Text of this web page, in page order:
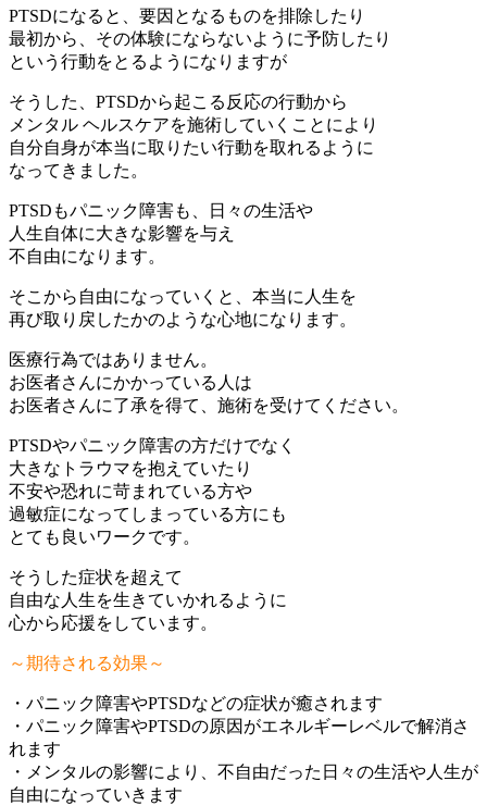
PTSDになると、要因となるものを排除したり
最初から、その体験にならないように予防したり
という行動をとるようになりますが
そうした、PTSDから起こる反応の行動から
メンタル ヘルスケアを施術していくことにより
自分自身が本当に取りたい行動を取れるように
なってきました。
PTSDもパニック障害も、日々の生活や
人生自体に大きな影響を与え
不自由になります。
そこから自由になっていくと、本当に人生を
再び取り戻したかのような心地になります。
医療行為ではありません。
お医者さんにかかっている人は
お医者さんに了承を得て、施術を受けてください。
PTSDやパニック障害の方だけでなく
大きなトラウマを抱えていたり
不安や恐れに苛まれている方や
過敏症になってしまっている方にも
とても良いワークです。
そうした症状を超えて
自由な人生を生きていかれるように
心から応援をしています。
～期待される効果～
・パニック障害やPTSDなどの症状が癒されます
・パニック障害やPTSDの原因がエネルギーレベルで解消さ
れます
・メンタルの影響により、不自由だった日々の生活や人生が
自由になっていきます